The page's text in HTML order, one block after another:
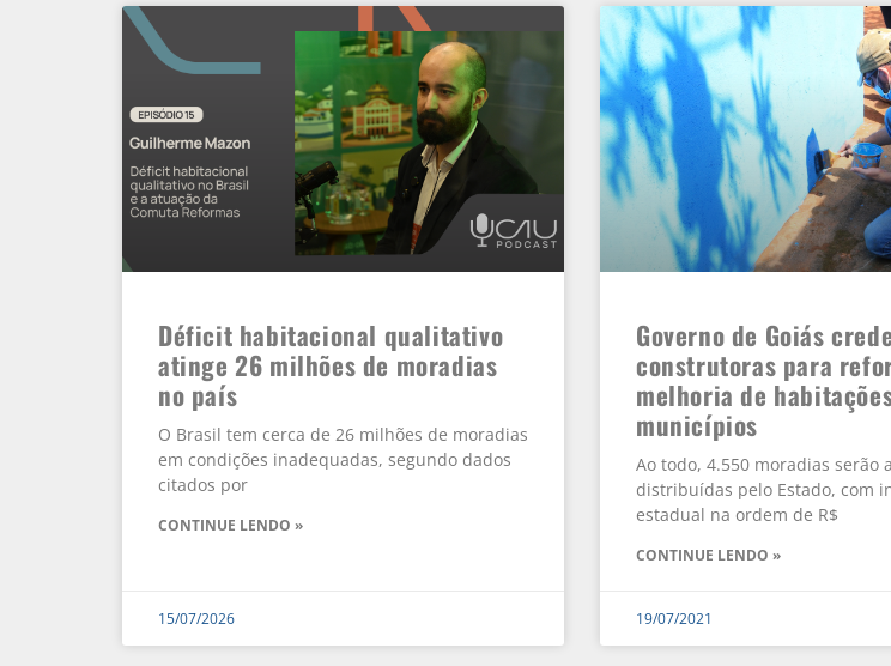
Déficit habitacional qualitativo
atinge 26 milhões de moradias
no país
O Brasil tem cerca de 26 milhões de moradias
em condições inadequadas, segundo dados
citados por
CONTINUE LENDO »
15/07/2026
Governo de Goiás
construtoras para
melhoria de
municípios
Ao todo, 4.550 moradias serão
distribuídas pelo Estado, com
estadual na ordem de R$
CONTINUE LENDO »
19/07/2021